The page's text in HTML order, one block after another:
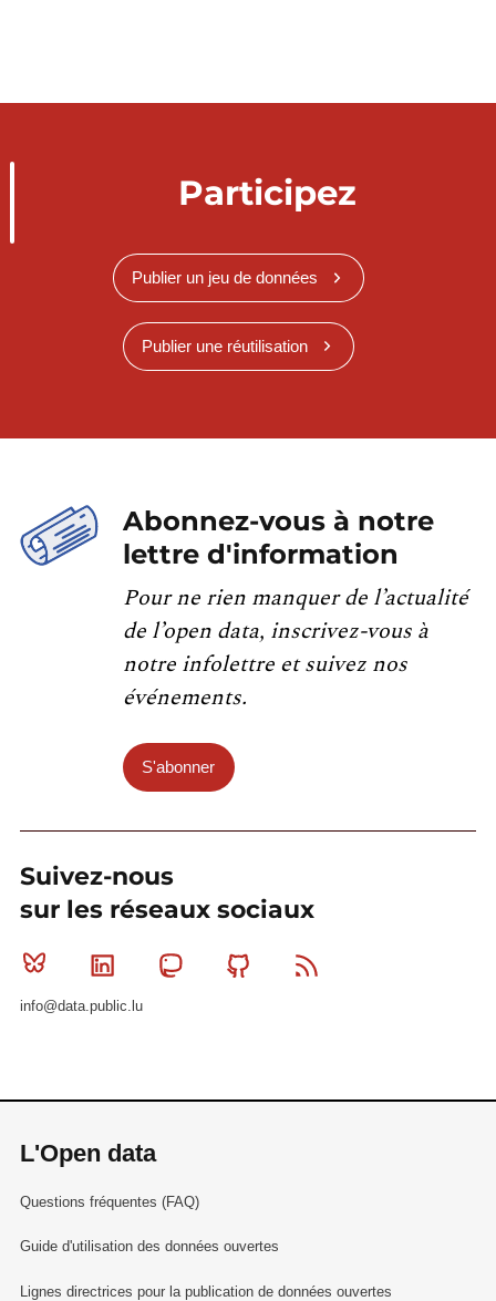
Participez
Publier un jeu de données
Publier une réutilisation
Abonnez-vous à notre
lettre d'information
Pour ne rien manquer de l’actualité
de l’open data, inscrivez-vous à
notre infolettre et suivez nos
événements.
S'abonner
Suivez-nous
sur les réseaux sociaux
Bluesky Linkedin MastodonGithub
info@data.public.lu
L'Open data
Questions fréquentes (FAQ)
Guide d'utilisation des données ouvertes
Lignes directrices pour la publication de données ouvertes